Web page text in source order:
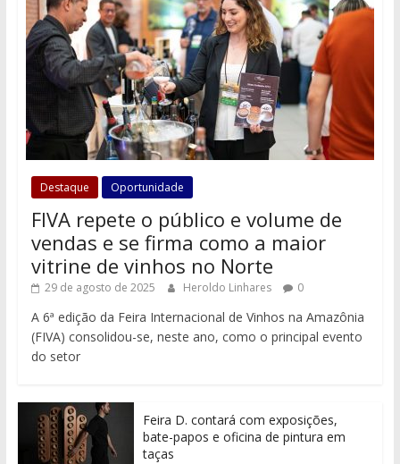
Destaque Oportunidade
FIVA repete o público e volume de
vendas e se firma como a maior
vitrine de vinhos no Norte
29 de agosto de 2025 Heroldo Linhares 0
A 6ª edição da Feira Internacional de Vinhos na Amazônia
(FIVA) consolidou-se, neste ano, como o principal evento
do setor
Feira D. contará com exposições,
bate-papos e oficina de pintura em
taças